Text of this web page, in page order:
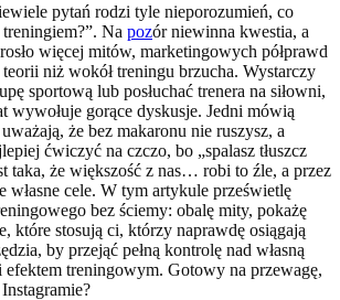
pytań rodzi tyle nieporozumień, co
Na pozór niewinna kwestia, a
więcej mitów, marketingowych półprawd
niż wokół treningu brzucha. Wystarczy
sportową lub posłuchać trenera na siłowni,
wywołuje gorące dyskusje. Jedni mówią
że bez makaronu nie ruszysz, a
ćwiczyć na czczo, bo „spalasz tłuszcz
taka, że większość z nas… robi to źle, a przez
własne cele. W tym artykule prześwietlę
bez ściemy: obalę mity, pokażę
które stosują ci, którzy naprawdę osiągają
by przejąć pełną kontrolę nad własną
efektem treningowym. Gotowy na przewagę,